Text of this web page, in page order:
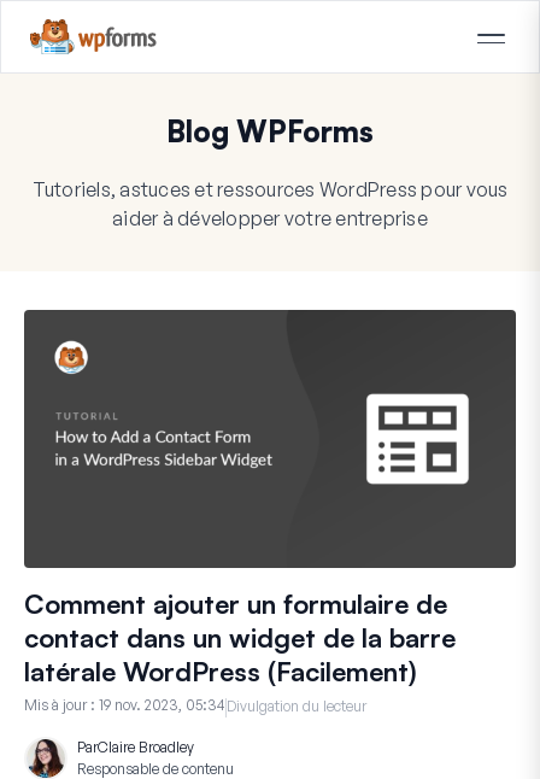
Blog WPForms
Tutoriels, astuces et ressources WordPress pour vous
aider à développer votre entreprise
Comment ajouter un formulaire de
contact dans un widget de la barre
latérale WordPress (Facilement)
Mis à jour : 19 nov. 2023, 05:34 Divulgation du lecteur
ParClaire Broadley
Responsable de contenu